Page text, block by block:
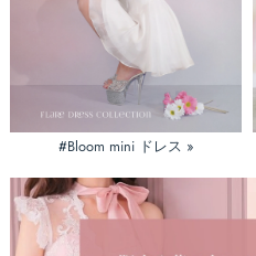
#Bloom mini ドレス »